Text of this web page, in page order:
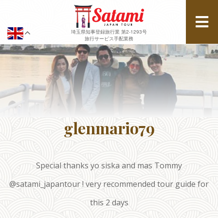
埼玉県知事登録旅行業 第2-1293号
旅行サービス手配業務
glenmario79
Special thanks yo siska and mas Tommy
@satami_japantour ! very recommended tour guide for
this 2 days